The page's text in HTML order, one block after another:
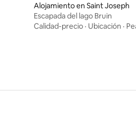
Alojamiento en Saint Joseph
Escapada del lago Bruin
Calidad-precio · Ubicación ·